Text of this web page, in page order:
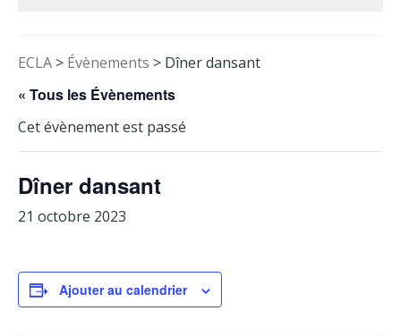
L’Association ECLA
Contact
Facebook
ECLA > Évènements > Dîner dansant
« Tous les Évènements
Cet évènement est passé
Dîner dansant
21 octobre 2023
Ajouter au calendrier